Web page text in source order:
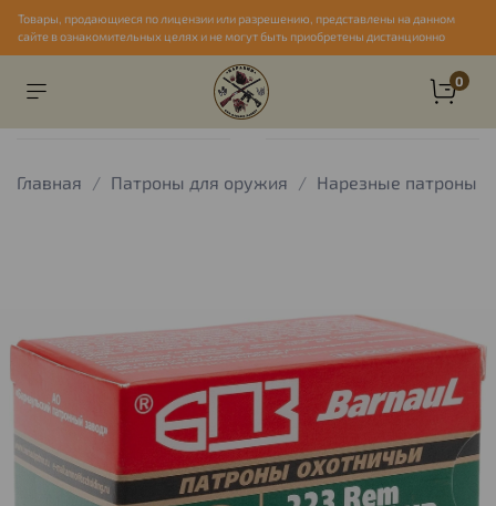
Товары, продающиеся по лицензии или разрешению, представлены на данном
сайте в ознакомительных целях и не могут быть приобретены дистанционно
0
Главная Патроны для оружия Нарезные патроны